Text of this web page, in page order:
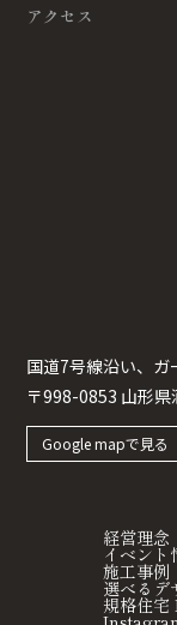
アクセス
国道7号線沿い、ガ
〒998-0853 山形
Google mapで見る
経営理念
イベント
施工事例
選べるデ
規格住